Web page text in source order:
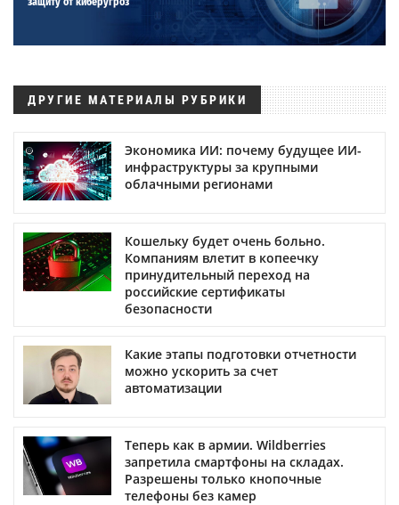
ДРУГИЕ МАТЕРИАЛЫ РУБРИКИ
Экономика ИИ: почему будущее ИИ-
инфраструктуры за крупными
облачными регионами
Кошельку будет очень больно.
Компаниям влетит в копеечку
принудительный переход на
российские сертификаты
безопасности
Какие этапы подготовки отчетности
можно ускорить за счет
автоматизации
Теперь как в армии. Wildberries
запретила смартфоны на складах.
Разрешены только кнопочные
телефоны без камер